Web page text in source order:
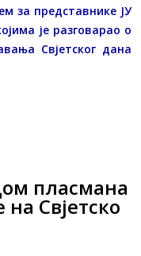
за представнике ЈУ
је разговарао о
Свјетског дана
пласмана
Свјетско